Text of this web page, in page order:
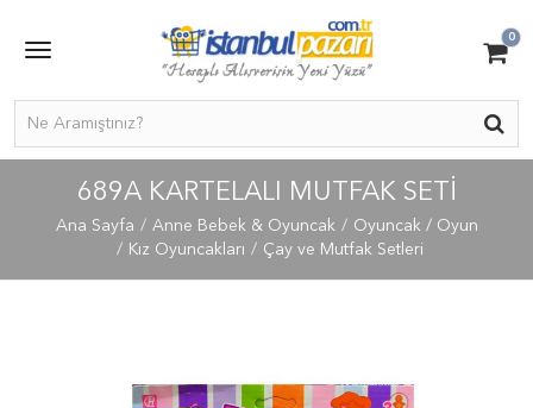
0
689A KARTELALI MUTFAK SETİ
Ana Sayfa Anne Bebek & Oyuncak
Oyuncak / Oyun
Kız Oyuncakları
Çay ve Mutfak Setleri